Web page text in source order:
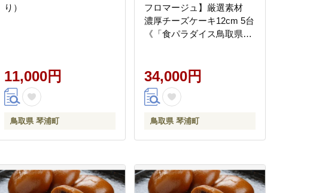
り）
11,000円
鳥取県 琴浦町
フロマージュ】厳選素材
濃厚チーズケーキ12cm 5台
《「食パラダイス鳥取県」
町 大山乳業 スイーツ）
34,000円
鳥取県 琴浦町